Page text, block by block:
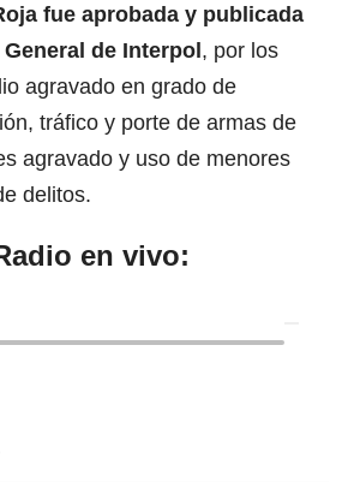
fue aprobada y publicada
de Interpol, por los
agravado en grado de
tráfico y porte de armas de
agravado y uso de menores
delitos.
en vivo: